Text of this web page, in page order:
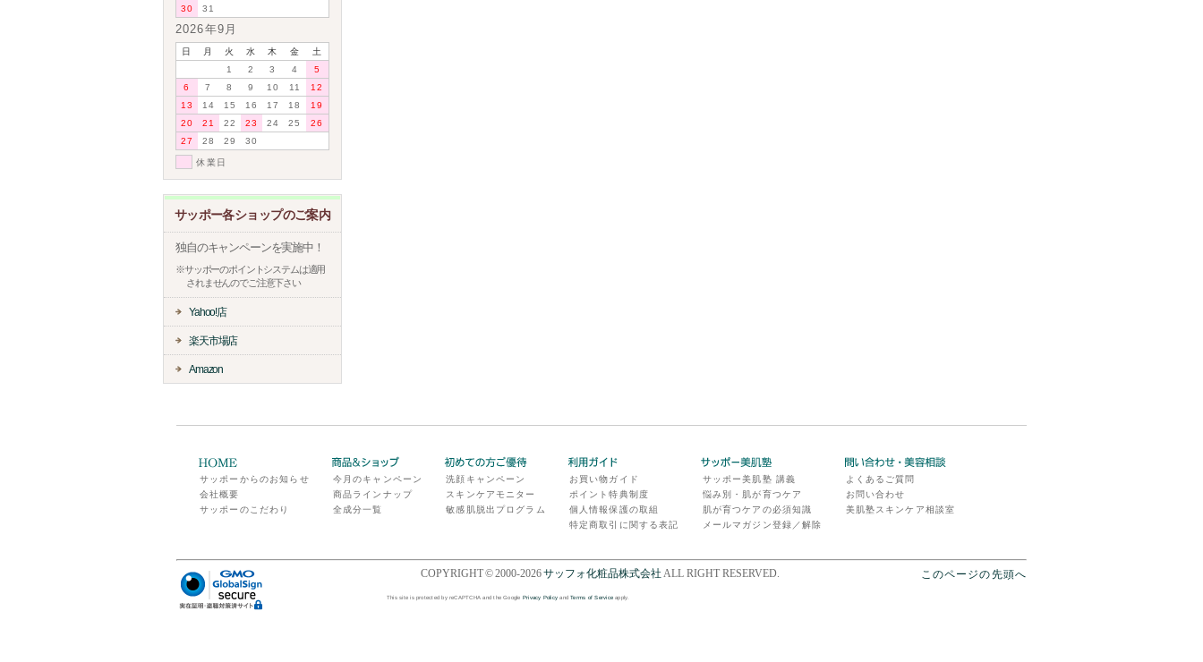
30
31
2026年9月
日 月 火 水 木 金
土
1
2 3 4
5
6
7 8 9 10 11
12
13
14 15 16 17 18
19
20
21 22 23 24 25
26
27
28 29 30
休業日
サッポー各ショップのご案内
独自のキャンペーンを実施中！
※サッポーのポイントシステムは適用
されませんのでご注意下さい
Yahoo!店
楽天市場店
Amazon
サッポーからのお知らせ
会社概要
サッポーのこだわり
今月のキャンペーン
商品ラインナップ
全成分一覧
洗顔キャンペーン
スキンケアモニター
敏感肌脱出プログラム
お買い物ガイド
ポイント特典制度
個人情報保護の取組
特定商取引に関する表記
サッポー美肌塾 講義
悩み別・肌が育つケア
肌が育つケアの必須知識
メールマガジン登録／解除
よくあるご質問
お問い合わせ
美肌塾スキンケア相談室
このページの先頭へ
COPYRIGHT © 2000-2026サッフォ化粧品株式会社 ALL RIGHT RESERVED.
This site is protected by reCAPTCHA and the Google Privacy Policy andTerms of Serviceapply.